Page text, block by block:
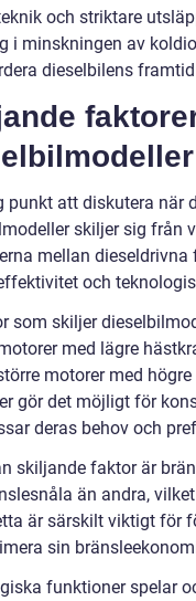
och striktare
i minskningen av
dieselbilens
punkt att diskutera när
skiljer sig från
mellan
och
som skiljer
med lägre
motorer med
gör det möjligt för
deras behov och
skiljande faktor är
än andra,
är särskilt viktigt för
sin
funktioner spelar